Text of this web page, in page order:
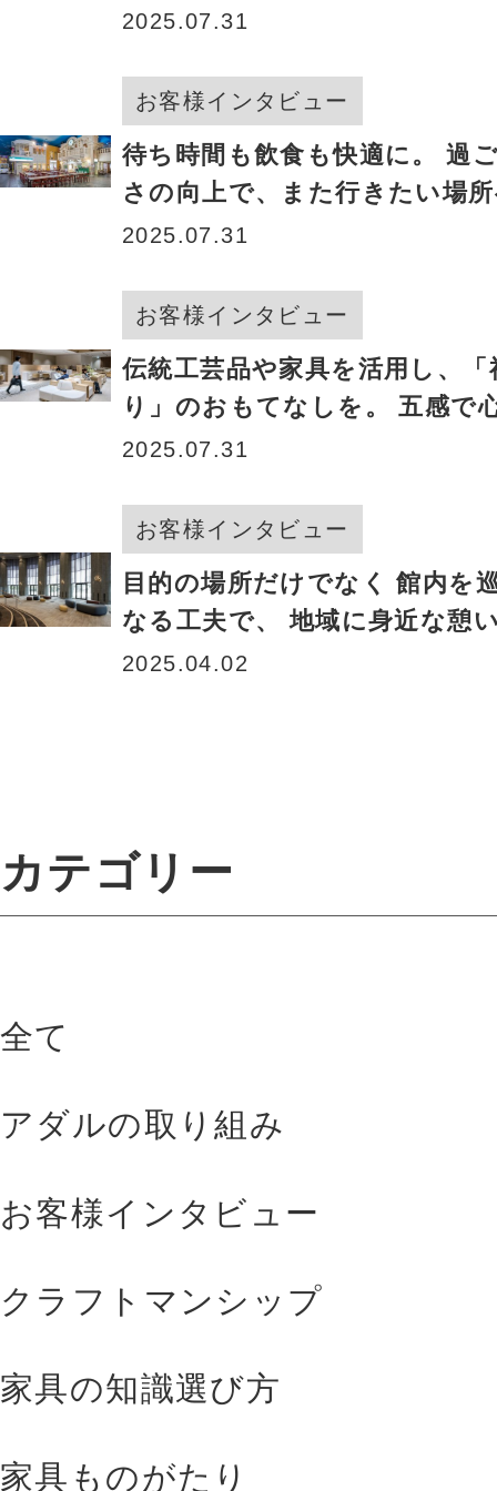
的に日本一」
2025.07.31
お客様インタビュー
待ち時間も飲食も快適に。 過
さの向上で、また行きたい場
2025.07.31
お客様インタビュー
伝統工芸品や家具を活用し、「
り」のおもてなしを。 五感で
ラウンジへ
2025.07.31
お客様インタビュー
目的の場所だけでなく 館内を
なる工夫で、 地域に身近な憩
へ。
2025.04.02
カテゴリー
全て
アダルの取り組み
お客様インタビュー
クラフトマンシップ
家具の知識選び方
家具ものがたり